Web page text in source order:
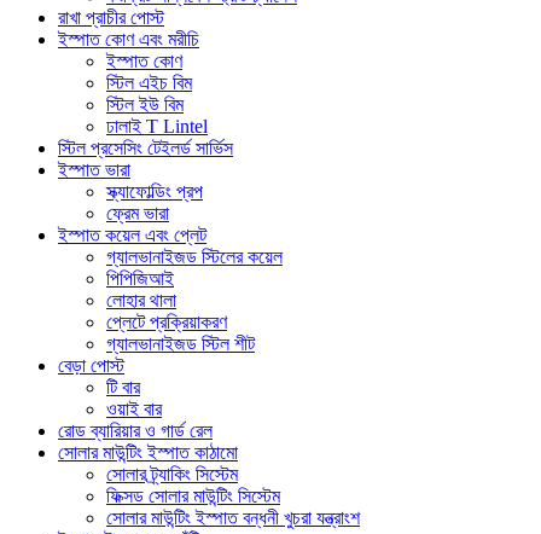
রাখা প্রাচীর পোস্ট
ইস্পাত কোণ এবং মরীচি
ইস্পাত কোণ
স্টিল এইচ বিম
স্টিল ইউ বিম
ঢালাই T Lintel
স্টিল প্রসেসিং টেইলর্ড সার্ভিস
ইস্পাত ভারা
স্ক্যাফোল্ডিং প্রপ
ফ্রেম ভারা
ইস্পাত কয়েল এবং প্লেট
গ্যালভানাইজড স্টিলের কয়েল
পিপিজিআই
লোহার থালা
প্লেটে প্রক্রিয়াকরণ
গ্যালভানাইজড স্টিল শীট
বেড়া পোস্ট
টি বার
ওয়াই বার
রোড ব্যারিয়ার ও গার্ড রেল
সোলার মাউন্টিং ইস্পাত কাঠামো
সোলার ট্র্যাকিং সিস্টেম
ফিক্সড সোলার মাউন্টিং সিস্টেম
সোলার মাউন্টিং ইস্পাত বন্ধনী খুচরা যন্ত্রাংশ